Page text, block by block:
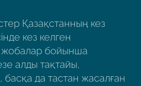
Қазақстанның кез
кез келген
жобалар бойынша
алды тақтайы,
басқа да тастан жасалған